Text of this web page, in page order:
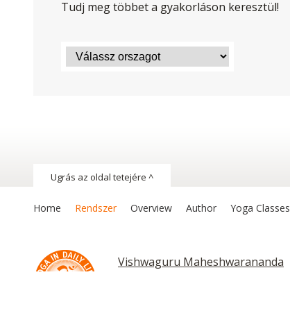
Tudj meg többet a gyakorláson keresztül!
Ugrás az oldal tetejére ^
Home Rendszer Overview Author Yoga Classes
Vishwaguru Maheshwarananda